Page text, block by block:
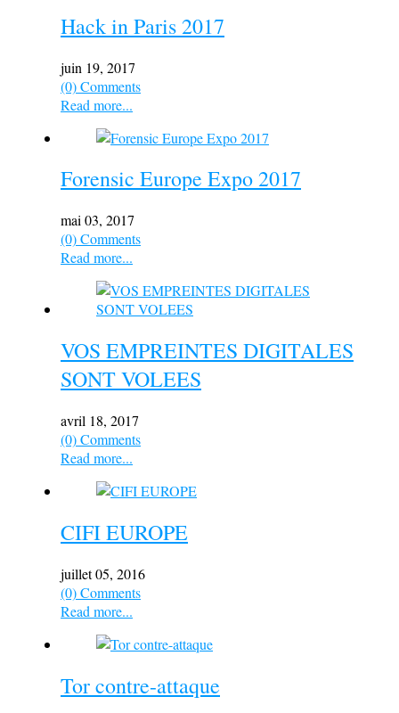
Hack in Paris 2017
juin 19, 2017
(0) Comments
Read more...
Forensic Europe Expo 2017
mai 03, 2017
(0) Comments
Read more...
VOS EMPREINTES DIGITALES
SONT VOLEES
avril 18, 2017
(0) Comments
Read more...
CIFI EUROPE
juillet 05, 2016
(0) Comments
Read more...
Tor contre-attaque